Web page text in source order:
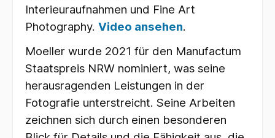
Interieuraufnahmen und Fine Art
Photography. Video ansehen.
Moeller wurde 2021 für den Manufactum
Staatspreis NRW nominiert, was seine
herausragenden Leistungen in der
Fotografie unterstreicht. Seine Arbeiten
zeichnen sich durch einen besonderen